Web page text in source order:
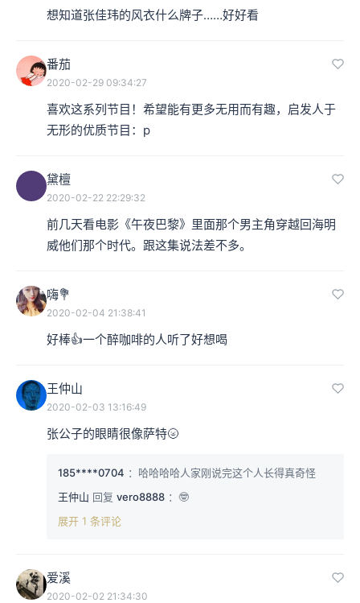
想知道张佳玮的风衣什么牌子……好好看
番茄
2020-02-29 09:34:27
喜欢这系列节目！希望能有更多无用而有趣，启发人于
无形的优质节目：p
黛檀
2020-02-22 22:29:32
前几天看电影《午夜巴黎》里面那个男主角穿越回海明
威他们那个时代。跟这集说法差不多。
嗨💐
2020-02-04 21:38:41
好棒👍一个醉咖啡的人听了好想喝
王仲山
2020-02-03 13:16:49
张公子的眼睛很像萨特🌝
185****0704 ：哈哈哈哈人家刚说完这个人长得真奇怪
王仲山 回复 vero8888 ：🤓
展开 1 条评论
爱溪
2020-02-02 21:34:30